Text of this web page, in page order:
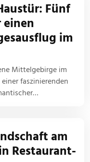
Fünf
im
Mittelgebirge im
faszinierenden
am
Restaurant-